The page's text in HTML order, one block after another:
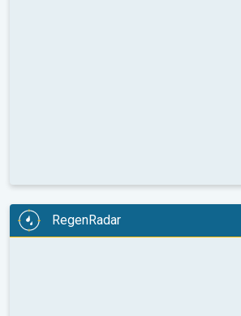
RegenRadar